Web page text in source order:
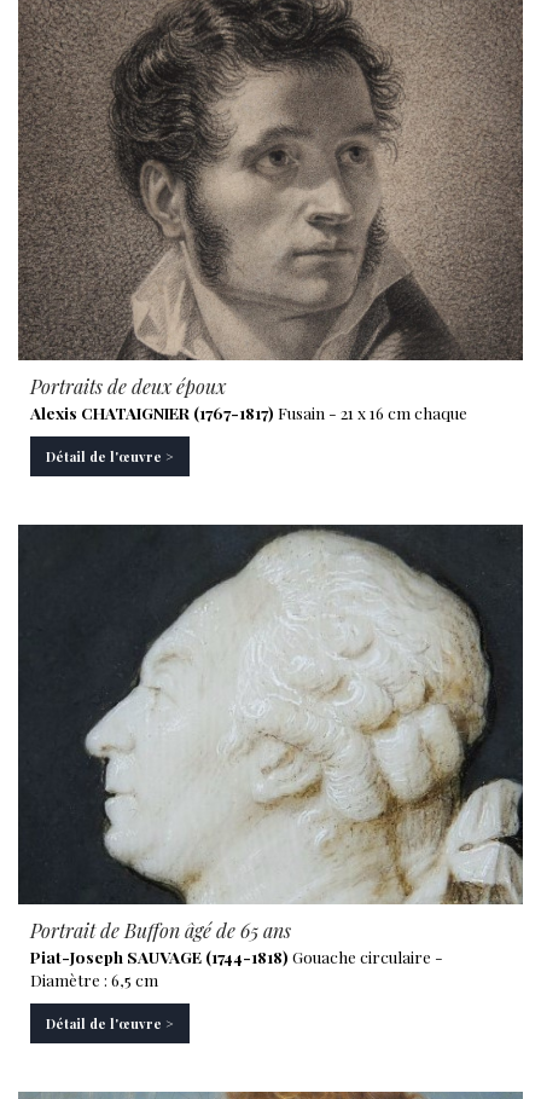
Portraits de deux époux
Alexis CHATAIGNIER (1767-1817) Fusain - 21 x 16 cm chaque
Détail de l'œuvre >
Portrait de Buffon âgé de 65 ans
Piat-Joseph SAUVAGE (1744-1818) Gouache circulaire -
Diamètre : 6,5 cm
Détail de l'œuvre >